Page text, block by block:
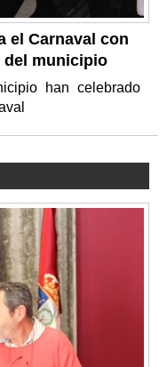
el Carnaval con
municipio
han celebrado